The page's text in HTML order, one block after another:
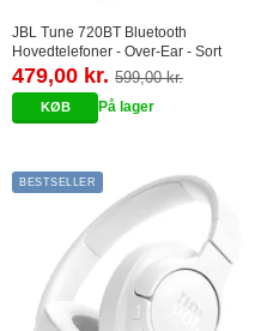
JBL Tune 720BT Bluetooth
Hovedtelefoner - Over-Ear - Sort
479,00 kr. 599,00 kr.
På lager
BESTSELLER